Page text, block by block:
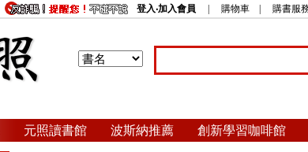
登入‧加入會員 購物車 購書服
元照讀書館 波斯納推薦 創新學習咖啡館